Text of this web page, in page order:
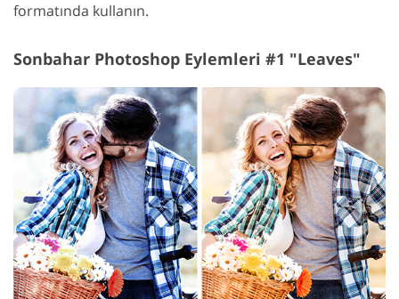
formatında kullanın.
Sonbahar Photoshop Eylemleri #1 "Leaves"